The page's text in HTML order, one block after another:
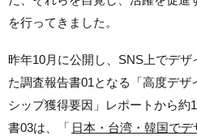
を行ってきました。
昨年10月に公開し、SNS上でデ
た調査報告書01となる「高度デザ
シップ獲得要因」レポートから約
書03は、「 日本・台湾・韓国で